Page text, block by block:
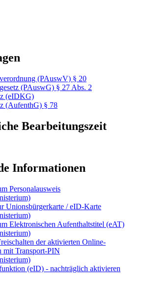
(PAuswV) § 20
(PAuswG) § 27 Abs. 2
(eIDKG)
(AufenthG) § 78
Bearbeitungszeit
Informationen
Personalausweis
Unionsbürgerkarte / eID-Karte
Elektronischen Aufenthaltstitel (eAT)
der aktivierten Online-
mit Transport-PIN
(eID) - nachträglich aktivieren